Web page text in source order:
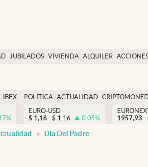
JUBILADOS VIVIENDA ALQUILER
USA
IBEX
EURO
POLÍTICA ACTUALIDAD
%
EURO-USD
$ 1,16 $ 1,16 0.05%
1957,93
Día Del Padre